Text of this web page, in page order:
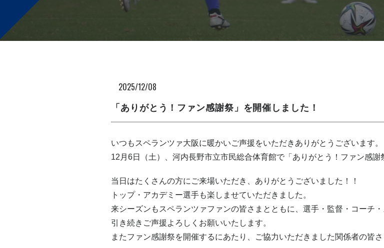
2025/12/08
「ありがとう！ファン感謝祭」を開催しました！
いつもスペランツァ大阪に暖かいご声援をいただきありがとうございます。
12月6日（土）、河内長野市立市民総合体育館で「ありがとう！ファン感謝
当日はたくさんの方にご来場いただき、ありがとうございました！！
トップ・アカデミー選手も楽しませていただきました。
来シーズンもスペランツァファンの皆さまとともに、選手・監督・コーチ
引き続きご声援よろしくお願いいたします。
またファン感謝祭を開催するにあたり、ご協力いただきました関係者の皆